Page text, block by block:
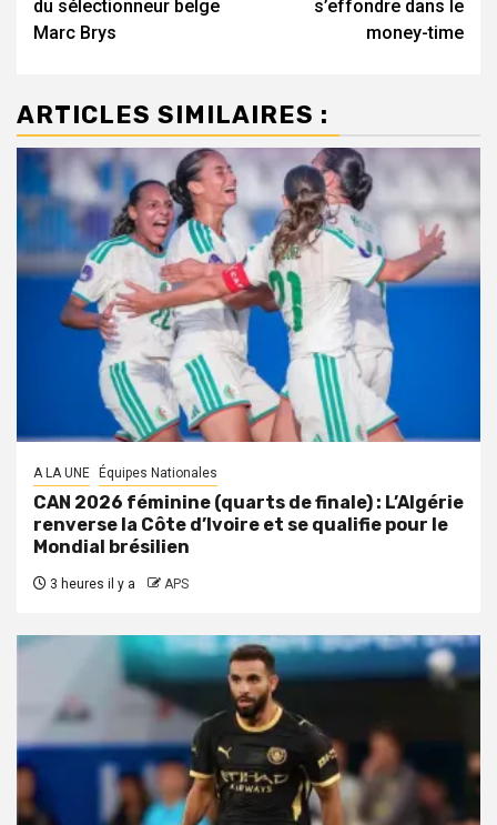
du sélectionneur belge
Marc Brys
s’effondre dans le
money-time
ARTICLES SIMILAIRES :
A LA UNE Équipes Nationales
CAN 2026 féminine (quarts de finale) : L’Algérie
renverse la Côte d’Ivoire et se qualifie pour le
Mondial brésilien
3 heures il y a APS